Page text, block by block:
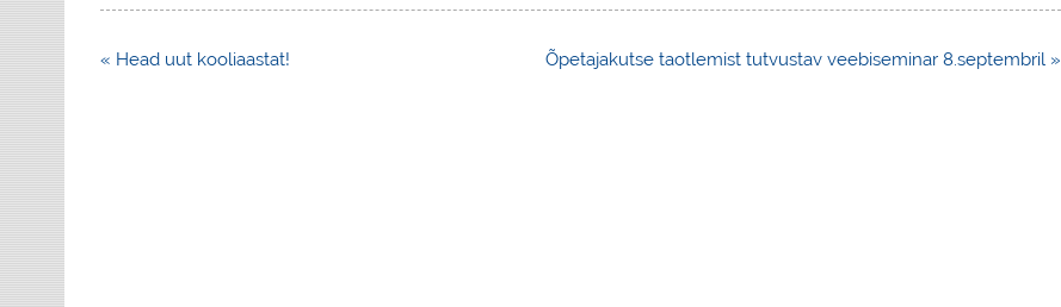
Navigeerimine
« Head uut kooliaastat! Õpetajakutse taotlemist tutvustav veebiseminar 8.septembril »